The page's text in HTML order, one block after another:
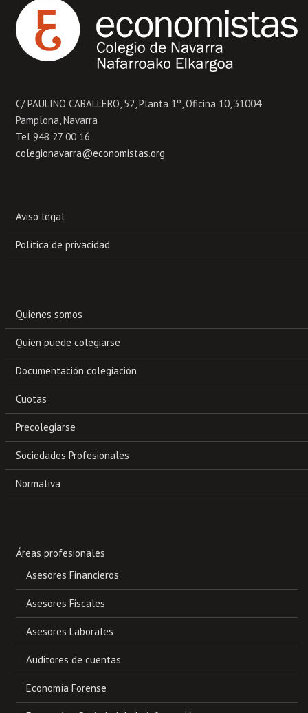
C/ PAULINO CABALLERO, 52, Planta 1º, Oficina 10, 31004
Pamplona, Navarra
Tel 948 27 00 16
colegionavarra@economistas.org
Aviso legal
Política de privacidad
Quienes somos
Quien puede colegiarse
Documentación colegiación
Cuotas
Precolegiarse
Sociedades Profesionales
Normativa
Áreas profesionales
Asesores Financieros
Asesores Fiscales
Asesores Laborales
Auditores de cuentas
Economía Forense